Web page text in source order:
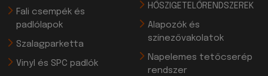
Fali csempék és
padlólapok
Szalagparketta
Vinyl és SPC padlók
HŐSZIGETELŐRENDSZEREK
Alapozók és
színezővakolatok
Napelemes tetőcserép
rendszer